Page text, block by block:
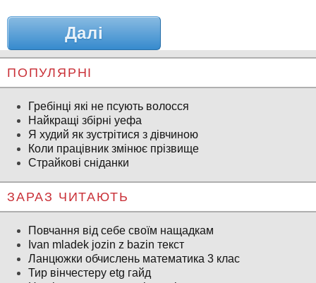
Далі
ПОПУЛЯРНІ
Гребінці які не псують волосся
Найкращі збірні уефа
Я худий як зустрітися з дівчиною
Коли працівник змінює прізвище
Страйкові сніданки
ЗАРАЗ ЧИТАЮТЬ
Повчання від себе своїм нащадкам
Ivan mladek jozin z bazin текст
Ланцюжки обчислень математика 3 клас
Тир вінчестеру etg гайд